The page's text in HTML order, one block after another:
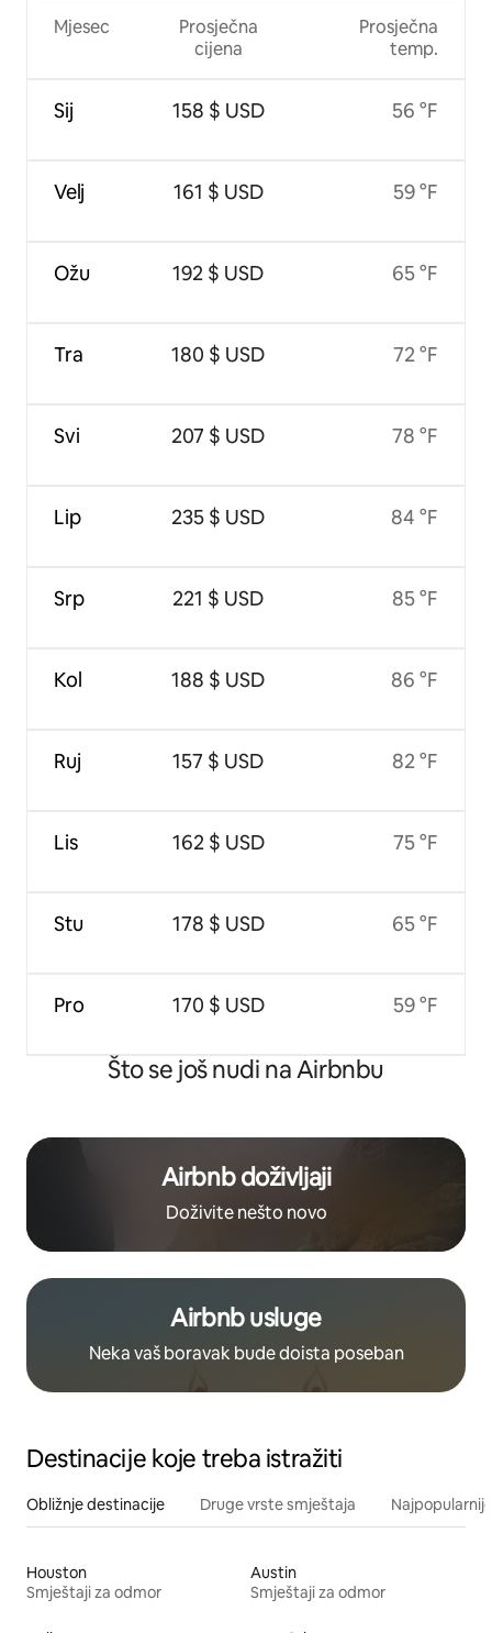
Mjesec
Sij
Velj
Ožu
Tra
Svi
Lip
Srp
Kol
Ruj
Lis
Stu
Pro
Prosječna
cijena
158 $ USD
161 $ USD
192 $ USD
180 $ USD
207 $ USD
235 $ USD
221 $ USD
188 $ USD
157 $ USD
162 $ USD
178 $ USD
170 $ USD
Prosječna
temp.
56 °F
59 °F
65 °F
72 °F
78 °F
84 °F
85 °F
86 °F
82 °F
75 °F
65 °F
59 °F
Što se još nudi na Airbnbu
Airbnb doživljaji
Doživite nešto novo
Airbnb usluge
Neka vaš boravak bude doista poseban
Destinacije koje treba istražiti
Obližnje destinacije Druge vrste smještaja
Houston
Smještaji za odmor
Austin
Smještaji za odmor